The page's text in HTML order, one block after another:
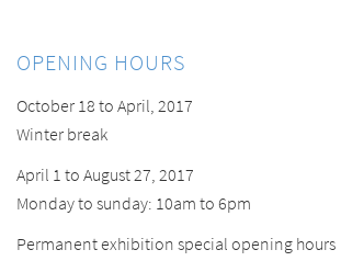
OPENING HOURS
October 18 to April, 2017
Winter break
April 1 to August 27, 2017
Monday to sunday: 10am to 6pm
Permanent exhibition special opening hours